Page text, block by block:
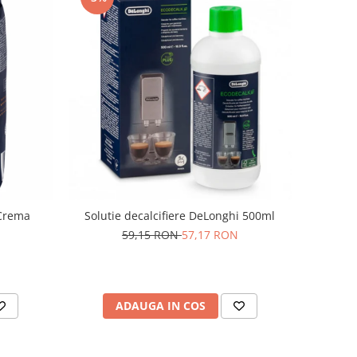
Solutie decalcifiere DeLonghi 500ml
59,15 RON57,17 RON
ADAUGA IN COS